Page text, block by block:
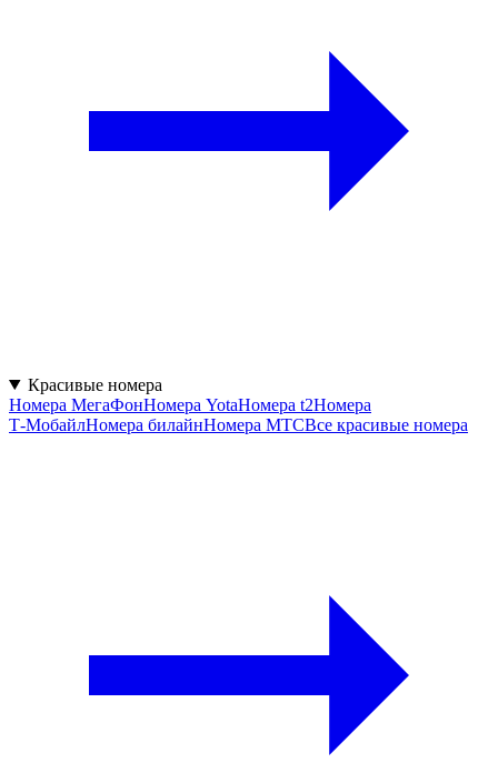
Красивые номера
Номера МегаФонНомера YotaНомера t2Номера
Т‑МобайлНомера билайнНомера МТСВсе красивые номера